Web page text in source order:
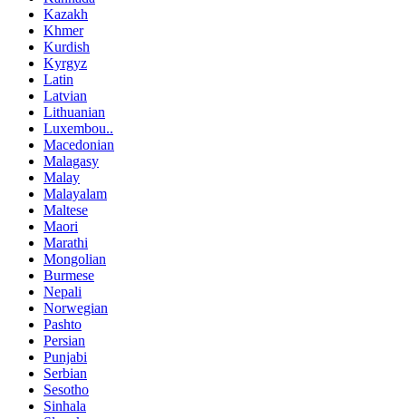
Kazakh
Khmer
Kurdish
Kyrgyz
Latin
Latvian
Lithuanian
Luxembou..
Macedonian
Malagasy
Malay
Malayalam
Maltese
Maori
Marathi
Mongolian
Burmese
Nepali
Norwegian
Pashto
Persian
Punjabi
Serbian
Sesotho
Sinhala